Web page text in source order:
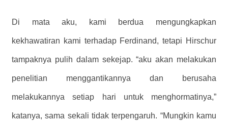
Di mata aku, kami berdua mengungkapkan
kekhawatiran kami terhadap Ferdinand, tetapi Hirschur
tampaknya pulih dalam sekejap. “aku akan melakukan
penelitian menggantikannya dan berusaha
melakukannya setiap hari untuk menghormatinya,”
katanya, sama sekali tidak terpengaruh. “Mungkin kamu